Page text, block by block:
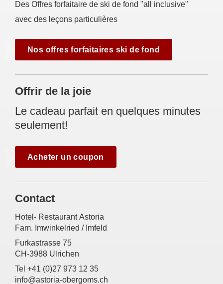
Des Offres forfaitaire de ski de fond "all inclusive"
avec des leçons particulières
Nos offres forfaitaires ski de fond
Offrir de la joie
Le cadeau parfait en quelques minutes
seulement!
Acheter un coupon
Contact
Hotel- Restaurant Astoria
Fam. Imwinkelried / Imfeld
Furkastrasse 75
CH-3988 Ulrichen
Tel +41 (0)27 973 12 35
info@astoria-obergoms.ch